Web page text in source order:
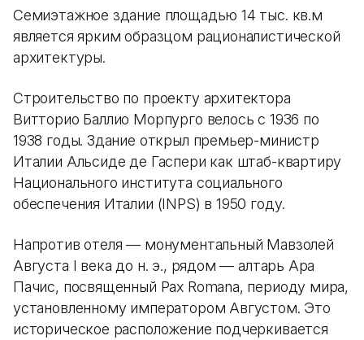
Семиэтажное здание площадью 14 тыс. кв.м
является ярким образцом рационалистической
архитектуры.
Строительство по проекту архитектора
Витторио Баллио Морпурго велось с 1936 по
1938 годы. Здание открыл премьер-министр
Италии Альсиде де Гаспери как штаб-квартиру
Национального института социального
обеспечения Италии (INPS) в 1950 году.
Напротив отеля — монументальный Мавзолей
Августа I века до н. э., рядом — алтарь Ара
Пачис, посвященный Pax Romana, периоду мира,
установленному императором Августом. Это
историческое расположение подчеркивается